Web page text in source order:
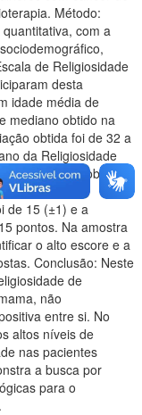
Método:
com a
de Religiosidade
desta
idade média de
mediano obtido na
obtida foi de 32 a
da Religiosidade
e a variação obtida
mediano da
de 15 (±1) e a
pontos. Na amostra
o alto escore e a
Conclusão: Neste
de
não
entre si. No
altos níveis de
nas pacientes
a busca por
para o